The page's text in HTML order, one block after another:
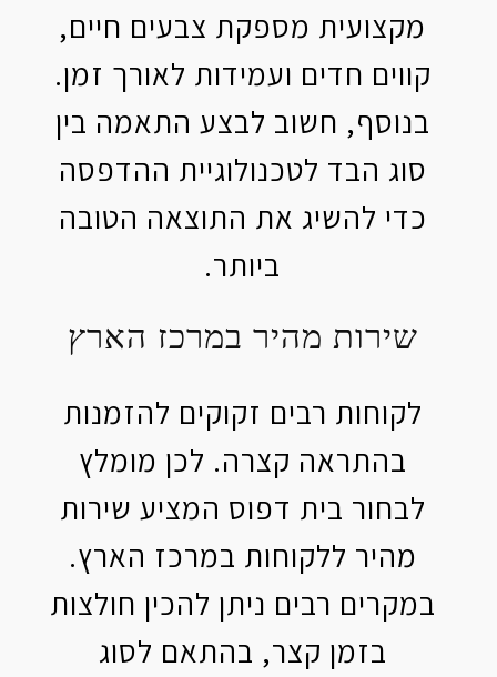
מקצועית מספקת צבעים חיים,
קווים חדים ועמידות לאורך זמן.
בנוסף, חשוב לבצע התאמה בין
סוג הבד לטכנולוגיית ההדפסה
כדי להשיג את התוצאה הטובה
ביותר.
שירות מהיר במרכז הארץ
לקוחות רבים זקוקים להזמנות
בהתראה קצרה. לכן מומלץ
לבחור בית דפוס המציע שירות
מהיר ללקוחות במרכז הארץ.
במקרים רבים ניתן להכין חולצות
בזמן קצר, בהתאם לסוג